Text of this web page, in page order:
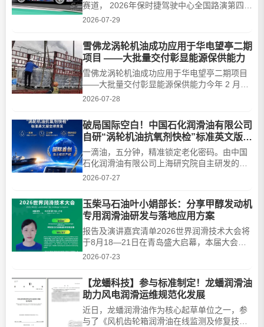
赛道， 2026年保时捷驾驶中心全国路演第四站
正在天津V1国际赛车场举行，热度持续攀升。
一，适逢双方合作三十周年之际，携30周年特
殊纪念涂装跑车登陆津门。在之后为期约一个
月的时间里，京津冀及周边地区的车主与车迷
将有机会近距离感受保···
2026-07-29
雪佛龙涡轮机油成功应用于华电望亭二期
项目 ——大批量交付彰显能源保供能力
雪佛龙涡轮机油成功应用于华电望亭二期项目
——大批量交付彰显能源保供能力今年 2 月以
来，受地缘冲突等因素影响，国际原油价格大
下，雪佛龙迎难而上，成功中标华电望亭发电
厂二期项目并顺利完成产品交付。该项目位于
江苏省苏州市，是区域内重要的电力能源支撑
项目。项目概览引领创新···
2026-07-28
破局国际空白！中国石化润滑油有限公司
自研“涡轮机油抗氧剂快检”标准英文版全
球首发
一滴油，五分钟，精准锁定老化密码。由中国
石化润滑油有限公司上海研究院自主研发的
NB/SH/ T0974-2018《涡轮机油中芳胺型抗氧
版，近日正式获国家能源局批准发布。这不仅
是中国石化润滑油有限公司首项由自主研发的
涡轮机油关键指标检测方法英文版，更以国际
首创之姿，彻底终结了芳···
2026-07-27
玉柴马石油叶小娟部长：分享甲醇发动机
专用润滑油研发与落地应用方案
报告及演讲嘉宾清单2026世界润滑技术大会将
于8月18—21日在青岛盛大启幕，本届大会由
中国内燃机学会主办，以“减摩增效 绿色发展”
建斌院士出任学术委员会主任，集结曹湘洪、
雒建斌、黄震、王增全、外籍院士STELMAKH
OLEKSANDR等三十余位院士与行业顶尖专家
带来重磅报告。报告覆盖···
2026-07-23
【龙蟠科技】参与标准制定！龙蟠润滑油
助力风电润滑运维规范化发展
近日，龙蟠润滑油作为核心起草单位之一，参
与了《风机齿轮箱润滑油在线监测及修复技术